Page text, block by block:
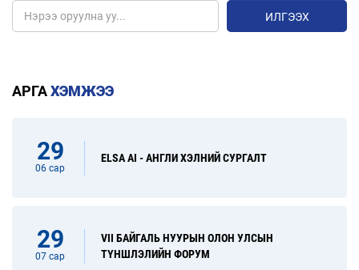
ИЛГЭЭХ
АРГАХЭМЖЭЭ
29
06 сар
ELSA AI - АНГЛИ ХЭЛНИЙ СУРГАЛТ
29
07 сар
VII БАЙГАЛЬ НУУРЫН ОЛОН УЛСЫН
ТҮНШЛЭЛИЙН ФОРУМ